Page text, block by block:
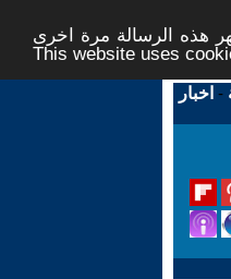
هذه الرسالة مرة اخرى -
This website uses
- اخبار